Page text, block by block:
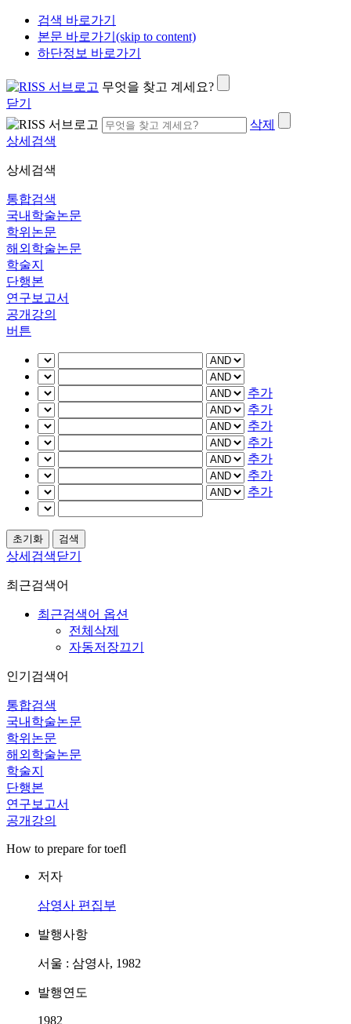
검색 바로가기
본문 바로가기(skip to content)
하단정보 바로가기
무엇을 찾고 계세요?
닫기
삭제
상세검색
상세검색
통합검색
국내학술논문
학위논문
해외학술논문
학술지
단행본
연구보고서
공개강의
버튼
추가
추가
추가
추가
추가
추가
추가
상세검색닫기
최근검색어
최근검색어 옵션
전체삭제
자동저장끄기
인기검색어
통합검색
국내학술논문
학위논문
해외학술논문
학술지
단행본
연구보고서
공개강의
How to prepare for toefl
저자
삼영사 편집부
발행사항
서울 : 삼영사, 1982
발행연도
1982